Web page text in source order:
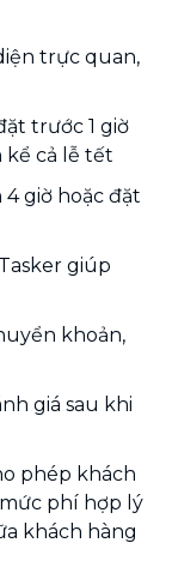
trực quan,
trước 1 giờ
kể cả lễ tết
giờ hoặc đặt
giúp
khoản,
giá sau khi
phép khách
phí hợp lý
khách hàng